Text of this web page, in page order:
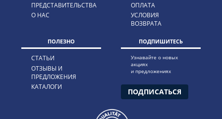
ПРЕДСТАВИТЕЛЬСТВА
О НАС
ОПЛАТА
УСЛОВИЯ
ВОЗВРАТА
ПОЛЕЗНО
СТАТЬИ
ОТЗЫВЫ И
ПРЕДЛОЖЕНИЯ
КАТАЛОГИ
ПОДПИШИТЕСЬ
Узнавайте о новых
акциях
и предложениях
ПОДПИСАТЬСЯ